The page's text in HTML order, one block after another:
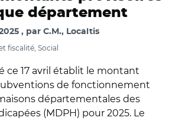
département
par C.M., Localtis
fiscalité, Social
ce 17 avril établit le montant
de fonctionnement
départementales des
(MDPH) pour 2025. Le